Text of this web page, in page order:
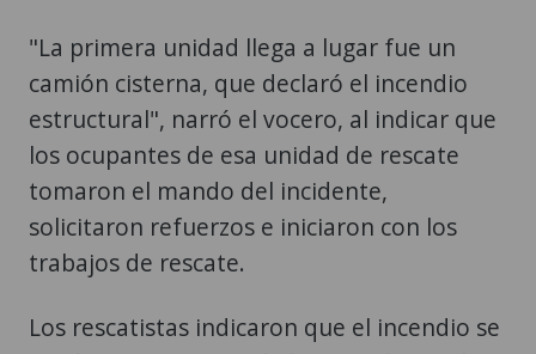
"La primera unidad llega a lugar fue un
camión cisterna, que declaró el incendio
estructural", narró el vocero, al indicar que
los ocupantes de esa unidad de rescate
tomaron el mando del incidente,
solicitaron refuerzos e iniciaron con los
trabajos de rescate.
Los rescatistas indicaron que el incendio se